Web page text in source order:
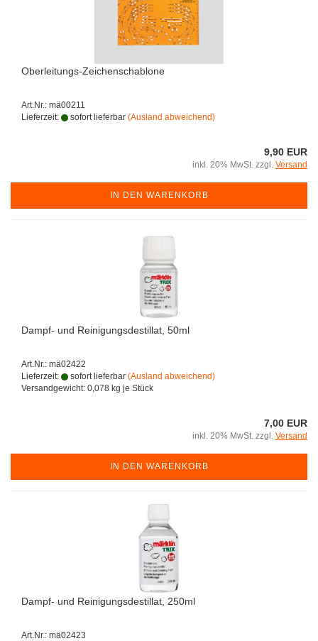
Oberleitungs-Zeichenschablone
Art.Nr.: mä00211
Lieferzeit:
sofort lieferbar (Ausland abweichend)
9,90 EUR
inkl. 20% MwSt. zzgl. Versand
IN DEN WARENKORB
Dampf- und Reinigungsdestillat, 50ml
Art.Nr.: mä02422
Lieferzeit:
sofort lieferbar (Ausland abweichend)
Versandgewicht: 0,078 kg je Stück
7,00 EUR
inkl. 20% MwSt. zzgl. Versand
IN DEN WARENKORB
Dampf- und Reinigungsdestillat, 250ml
Art.Nr.: mä02423